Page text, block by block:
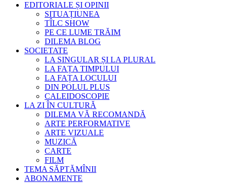
EDITORIALE ȘI OPINII
SITUAȚIUNEA
TÎLC SHOW
PE CE LUME TRĂIM
DILEMA BLOG
SOCIETATE
LA SINGULAR ȘI LA PLURAL
LA FAȚA TIMPULUI
LA FAȚA LOCULUI
DIN POLUL PLUS
CALEIDOSCOPIE
LA ZI ÎN CULTURĂ
DILEMA VĂ RECOMANDĂ
ARTE PERFORMATIVE
ARTE VIZUALE
MUZICĂ
CARTE
FILM
TEMA SĂPTĂMÎNII
ABONAMENTE